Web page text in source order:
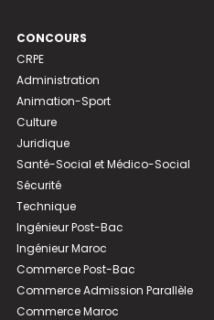
CONCOURS
CRPE
Administration
Animation-Sport
Culture
Juridique
Santé-Social et Médico-Social
Sécurité
Technique
Ingénieur Post-Bac
Ingénieur Maroc
Commerce Post-Bac
Commerce Admission Parallèle
Commerce Maroc